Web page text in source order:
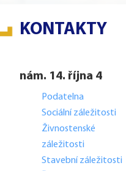
KONTAKTY
nám. 14. října 4
Podatelna
Sociální záležitosti
Živnostenské
záležitosti
Stavební záležitosti